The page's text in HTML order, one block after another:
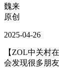
魏来
原创
2025-04-26
【ZOL中关村
会发现很多朋